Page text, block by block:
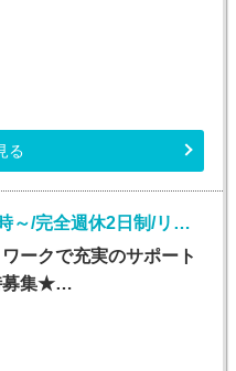
る
営業(インサイドセールス/随時～/完全週休2日制/リモート)
ワークで充実のサポート
募集★…